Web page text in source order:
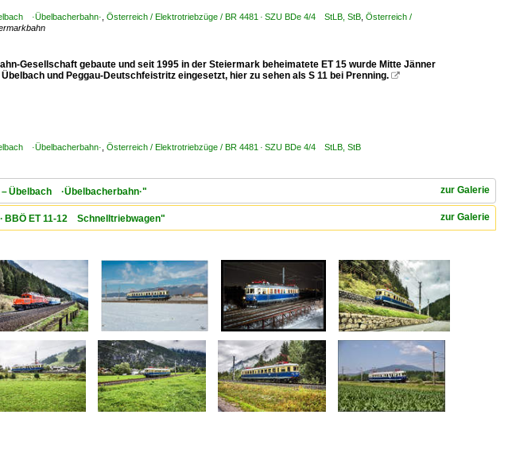
·Übelbacherbahn· Österreich / Elektrotriebzüge / BR 4481 · SZU BDe 4/4 StLB, StB Österreich /
Gesellschaft gebaute und seit 1995 in der Steiermark beheimatete ET 15 wurde Mitte Jänner
und Peggau-Deutschfeistritz eingesetzt, hier zu sehen als S 11 bei Prenning. 
·Übelbacherbahn· Österreich / Elektrotriebzüge / BR 4481 · SZU BDe 4/4 StLB, StB
zur Galerie
Übelbach ·Übelbacherbahn·"
zur Galerie
BBÖ ET 11-12 Schnelltriebwagen"